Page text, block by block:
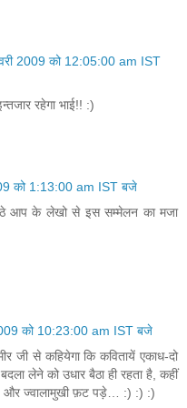
2009 को 12:05:00 am IST
रहेगा भाई!! :)
को 1:13:00 am IST बजे
आप के लेखो से इस सम्मेलन का मजा
को 10:23:00 am IST बजे
जी से कहियेगा कि कवितायें एकाध-दो
लेने को उधार बैठा ही रहता है, कहीं
और ज्वालामुखी फ़ट पड़े… :) :) :)